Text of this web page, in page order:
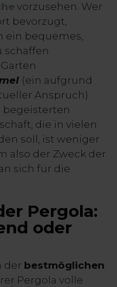
vorzusehen. Wer
bevorzugt,
ein bequemes,
schaffen.
(ein aufgrund
Anspruch)
begeisterten
die in vielen
soll, ist weniger
also der Zweck der
sich für die
Pergola:
oder
der bestmöglichen
Pergola volle